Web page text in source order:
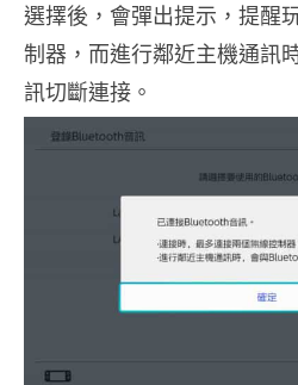
選擇後，會彈出提示，提醒
制器，而進行鄰近主機通訊
訊切斷連接。